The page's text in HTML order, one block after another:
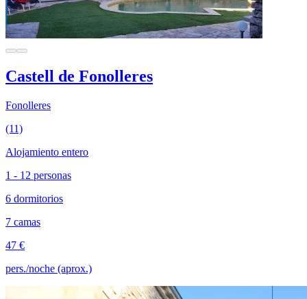
Castell de Fonolleres
Fonolleres
(11)
Alojamiento entero
1 - 12 personas
6 dormitorios
7 camas
47 €
pers./noche (aprox.)